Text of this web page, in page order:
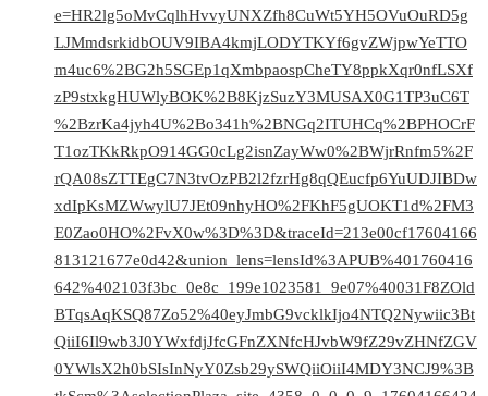
e=HR2lg5oMvCqlhHvvyUNXZfh8CuWt5YH5OVuOuRD5g
LJMmdsrkidbOUV9IBA4kmjLODYTKYf6gvZWjpwYeTTO
m4uc6%2BG2h5SGEp1qXmbpaospCheTY8ppkXqr0nfLSXf
zP9stxkgHUWlyBOK%2B8KjzSuzY3MUSAX0G1TP3uC6T
%2BzrKa4jyh4U%2Bo341h%2BNGq2ITUHCq%2BPHOCrF
T1ozTKkRkpO914GG0cLg2isnZayWw0%2BWjrRnfm5%2F
rQA08sZTTEgC7N3tvOzPB2l2fzrHg8qQEucfp6YuUDJIBDw
xdIpKsMZWwylU7JEt09nhyHO%2FKhF5gUOKT1d%2FM3
E0Zao0HO%2FvX0w%3D%3D&traceId=213e00cf17604166
813121677e0d42&union_lens=lensId%3APUB%401760416
642%402103f3bc_0e8c_199e1023581_9e07%40031F8ZOld
BTqsAqKSQ87Zo52%40eyJmbG9vcklkIjo4NTQ2Nywiic3Bt
QiiI6Il9wb3J0YWxfdjJfcGFnZXNfcHJvbW9fZ29vZHNfZGV
0YWlsX2h0bSIsInNyY0Zsb29ySWQiiOiiI4MDY3NCJ9%3B